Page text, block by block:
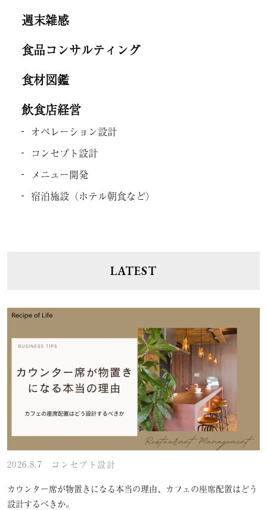
週末雑感
食品コンサルティング
食材図鑑
飲食店経営
オペレーション設計
コンセプト設計
メニュー開発
宿泊施設（ホテル朝食など）
LATEST
2026.8.7 コンセプト設計
カウンター席が物置きになる本当の理由、カフェの座席配置はどう
設計するべきか。